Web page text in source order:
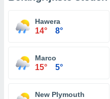
Hawera
14° 8°
Marco
15° 5°
New Plymouth